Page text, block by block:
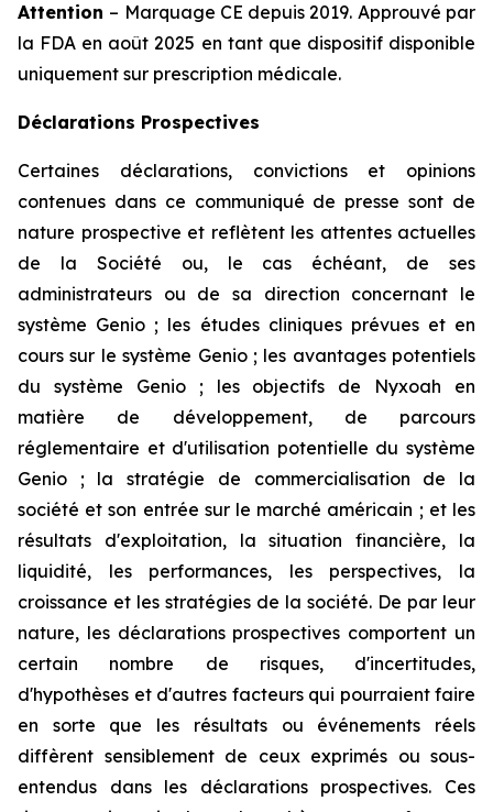
Attention – Marquage CE depuis 2019. Approuvé par
la FDA en août 2025 en tant que dispositif disponible
uniquement sur prescription médicale.
Déclarations Prospectives
Certaines déclarations, convictions et opinions
contenues dans ce communiqué de presse sont de
nature prospective et reflètent les attentes actuelles
de la Société ou, le cas échéant, de ses
administrateurs ou de sa direction concernant le
système Genio ; les études cliniques prévues et en
cours sur le système Genio ; les avantages potentiels
du système Genio ; les objectifs de Nyxoah en
matière de développement, de parcours
réglementaire et d'utilisation potentielle du système
Genio ; la stratégie de commercialisation de la
société et son entrée sur le marché américain ; et les
résultats d'exploitation, la situation financière, la
liquidité, les performances, les perspectives, la
croissance et les stratégies de la société. De par leur
nature, les déclarations prospectives comportent un
certain nombre de risques, d'incertitudes,
d'hypothèses et d'autres facteurs qui pourraient faire
en sorte que les résultats ou événements réels
diffèrent sensiblement de ceux exprimés ou sous-
entendus dans les déclarations prospectives. Ces